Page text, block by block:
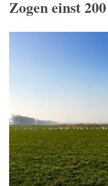
Zogen einst